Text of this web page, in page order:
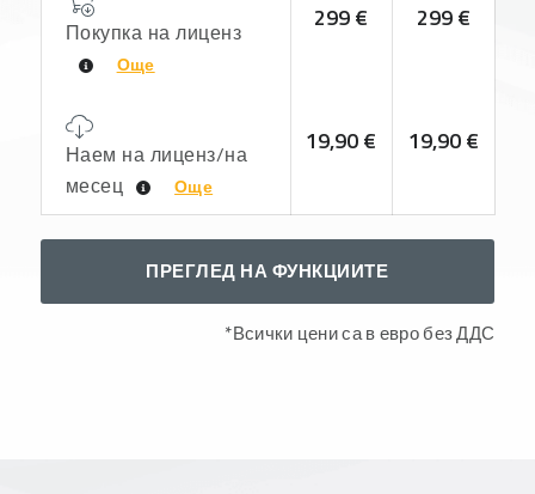
ПРЕДПРИЯТИЯ
ФУНКЦИОНАЛНОСТИ
ВЕРСИЯ
Покупка на лиценз
Още
299 € 299 €
Наем на лиценз/на
месец
Още
19,90 € 19,90 €
ПРЕГЛЕД НА ФУНКЦИИТЕ
*Всички цени са в евро без ДДС